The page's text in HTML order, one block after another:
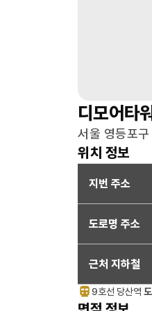
디모어타워
서울 영등포
위치 정보
지번 주소
도로명 주소
근처 지하철
9호선 당산역